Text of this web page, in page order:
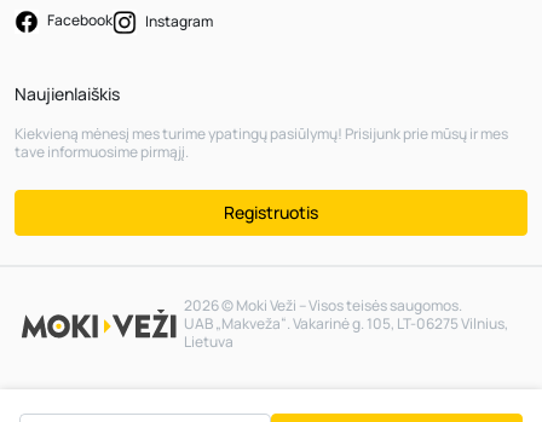
Facebook Instagram
Naujienlaiškis
Kiekvieną mėnesį mes turime ypatingų pasiūlymų! Prisijunk prie mūsų ir mes
tave informuosime pirmąjį.
Registruotis
2026 © Moki Veži – Visos teisės saugomos.
UAB „Makveža“. Vakarinė g. 105, LT-06275 Vilnius,
Lietuva